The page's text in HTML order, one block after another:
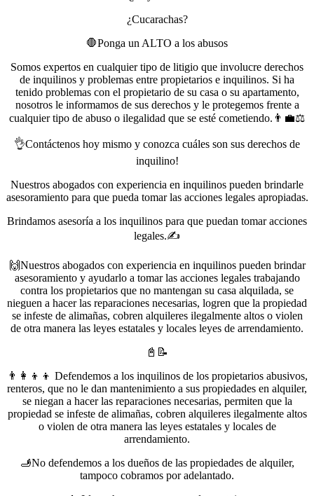
¿Cucarachas?
🛑Ponga un ALTO a los abusos
Somos expertos en cualquier tipo de litigio que involucre derechos
de inquilinos y problemas entre propietarios e inquilinos. Si ha
tenido problemas con el propietario de su casa o su apartamento,
nosotros le informamos de sus derechos y le protegemos frente a
cualquier tipo de abuso o ilegalidad que se esté cometiendo.👨‍💼⚖️
👌Contáctenos hoy mismo y conozca cuáles son sus derechos de
inquilino!
Nuestros abogados con experiencia en inquilinos pueden brindarle
asesoramiento para que pueda tomar las acciones legales apropiadas.
Brindamos asesoría a los inquilinos para que puedan tomar acciones
legales.✍️
🙌Nuestros abogados con experiencia en inquilinos pueden brindar
asesoramiento y ayudarlo a tomar las acciones legales trabajando
contra los propietarios que no mantengan su casa alquilada, se
nieguen a hacer las reparaciones necesarias, logren que la propiedad
se infeste de alimañas, cobren alquileres ilegalmente altos o violen
de otra manera las leyes estatales y locales leyes de arrendamiento.
📓📝
👨‍👩‍👦‍👦 Defendemos a los inquilinos de los propietarios abusivos,
renteros, que no le dan mantenimiento a sus propiedades en alquiler,
se niegan a hacer las reparaciones necesarias, permiten que la
propiedad se infeste de alimañas, cobren alquileres ilegalmente altos
o violen de otra manera las leyes estatales y locales de
arrendamiento.
🫸No defendemos a los dueños de las propiedades de alquiler,
tampoco cobramos por adelantado.